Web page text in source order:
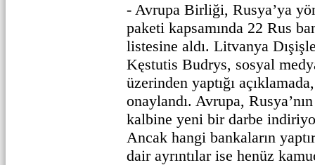
- Avrupa Birliği, Rusya’ya
paketi kapsamında 22 Rus
listesine aldı. Litvanya
Kęstutis Budrys, sosyal
üzerinden yaptığı
onaylandı. Avrupa,
kalbine yeni bir darbe
Ancak hangi bankaların
dair ayrıntılar ise henüz